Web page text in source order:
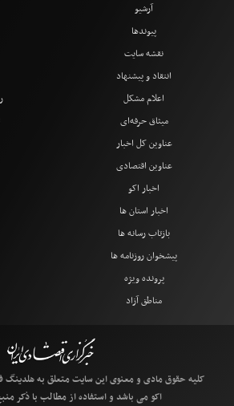
آرشیو
پیوندها
نقشه سایت
انتقاد و پیشنهاد
اعلام مشکل
میثاق حرفه‌ای
عناوین کل اخبار
عناوین اقتصادی
اخبار اکو
اخبار استان ها
بازتاب رسانه ها
پیشخوان روزنامه ها
پرونده ویژه
مناطق آزاد
کلیه حقوق مادی و معنوی این سایت متعلق به هلدینگ
اکو می باشد و استفاده از مطالب با ذکر